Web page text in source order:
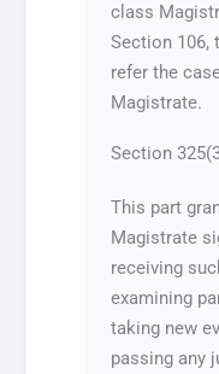
class
Section 106,
refer the
Magistrate.
Section
This part
Magistrate
receiving
examining
taking new
passing any